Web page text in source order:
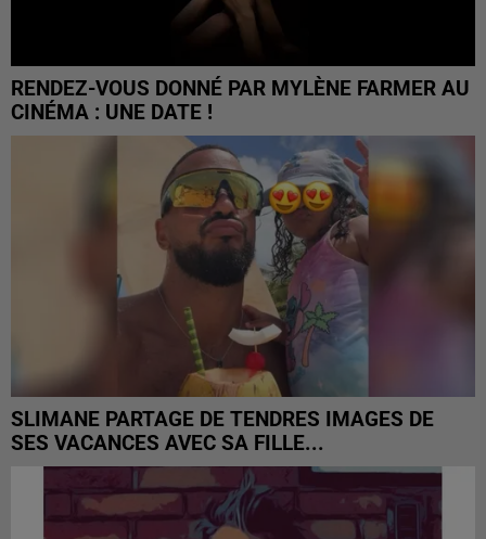
RENDEZ-VOUS DONNÉ PAR MYLÈNE FARMER AU
CINÉMA : UNE DATE !
SLIMANE PARTAGE DE TENDRES IMAGES DE
SES VACANCES AVEC SA FILLE...